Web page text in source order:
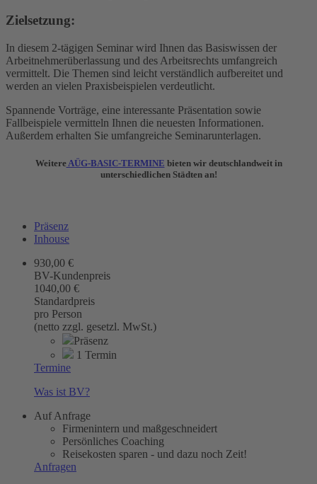
Zielsetzung:
In diesem 2-tägigen Seminar wird Ihnen das Basiswissen der
Arbeitnehmerüberlassung und des Arbeitsrechts umfangreich
vermittelt. Die Themen sind leicht verständlich aufbereitet und
werden an vielen Praxisbeispielen verdeutlicht.
Spannende Vorträge, eine interessante Präsentation sowie
Fallbeispiele vermitteln Ihnen die neuesten Informationen.
Außerdem erhalten Sie umfangreiche Seminarunterlagen.
WeitereAÜG-BASIC-TERMINE bieten wir deutschlandweit in
unterschiedlichen Städten an!
Präsenz
Inhouse
930,00 €
BV-Kundenpreis
1040,00 €
Standardpreis
pro Person
(netto zzgl. gesetzl. MwSt.)
Präsenz
1 Termin
Termine
Was ist BV?
Auf Anfrage
Firmenintern und maßgeschneidert
Persönliches Coaching
Reisekosten sparen - und dazu noch Zeit!
Anfragen